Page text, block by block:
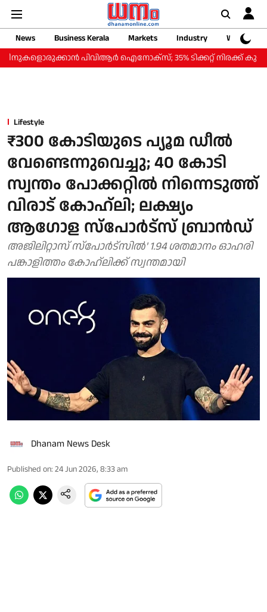
News Business Kerala Markets Industry
Web
പിവിആര്‍ ഐനോക്‌സ്; 35% ടിക്കറ്റ് നിരക്ക് കുറവില്‍
Lifestyle
₹300 കോടിയുടെ പ്യൂമ ഡീല്‍
വേണ്ടെന്നുവെച്ചു; 40 കോടി
സ്വന്തം പോക്കറ്റില്‍ നിന്നെടുത്ത്
വിരാട് കോഹ്ലി; ലക്ഷ്യം
ആഗോള സ്പോര്‍ട്സ് ബ്രാന്‍ഡ്
അജിലിറ്റാസ് സ്പോര്‍ട്സില്‍' 1.94 ശതമാനം ഓഹരി
പങ്കാളിത്തം കോഹ്ലിക്ക് സ്വന്തമായി
Dhanam News Desk
Published on: 24 Jun 2026, 8:33 am